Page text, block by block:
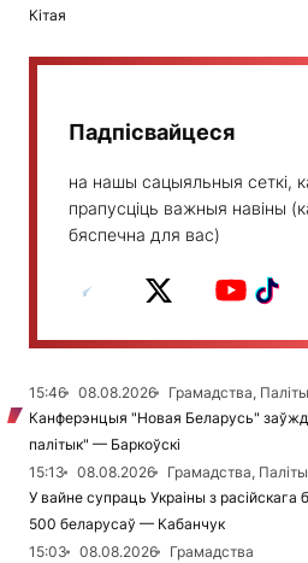
Кітая
Падпісвайцеся
на нашы сацыяльныя сеткі,
прапусціць важныя навіны
бяспечна для вас)
15:46 08.08.2026
Грамадства,
Канферэнцыя "Новая Беларусь"
палітык" — Баркоўскі
15:13
08.08.2026
Грамадства,
У вайне супраць Украіны з расійскага
500 беларусаў — Кабанчук
15:03
08.08.2026
Грамадства